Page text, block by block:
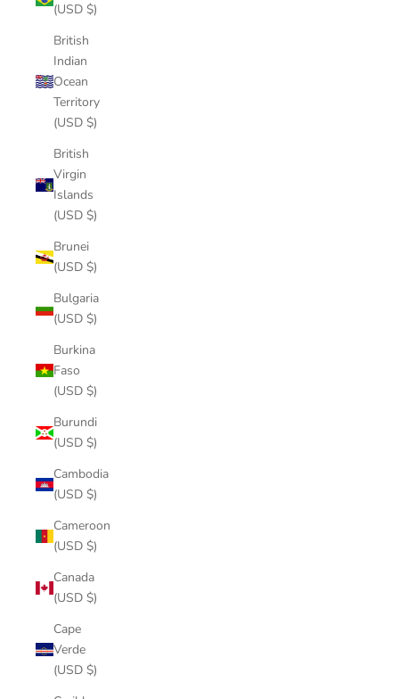
(USD $)
British
Indian
Ocean
Territory
(USD $)
British
Virgin
Islands
(USD $)
Brunei
(USD $)
Bulgaria
(USD $)
Burkina
Faso
(USD $)
Burundi
(USD $)
Cambodia
(USD $)
Cameroon
(USD $)
Canada
(USD $)
Cape
Verde
(USD $)